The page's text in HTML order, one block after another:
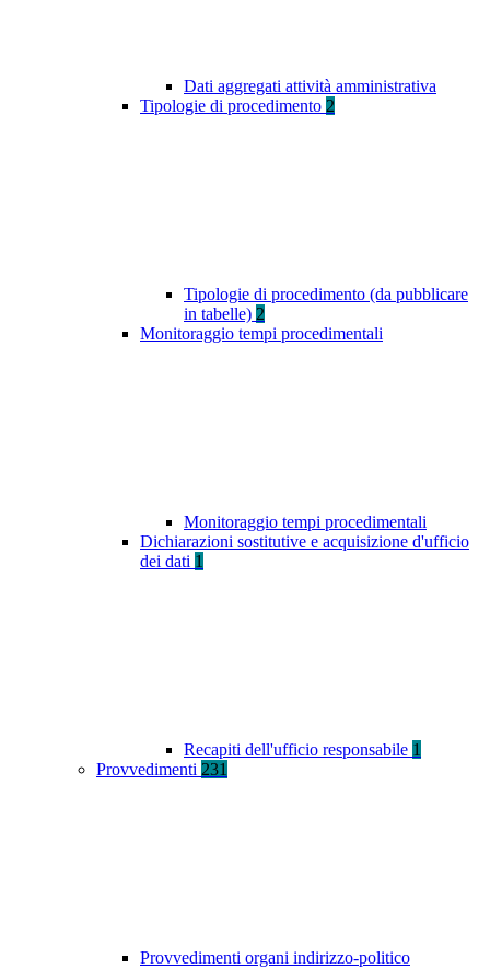
Dati aggregati attività amministrativa
Tipologie di procedimento 2
Tipologie di procedimento (da pubblicare
in tabelle) 2
Monitoraggio tempi procedimentali
Monitoraggio tempi procedimentali
Dichiarazioni sostitutive e acquisizione d'ufficio
dei dati 1
Recapiti dell'ufficio responsabile 1
Provvedimenti 231
Provvedimenti organi indirizzo-politico